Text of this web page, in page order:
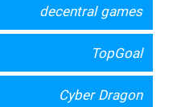
decentral games
TopGoal
Cyber Dragon